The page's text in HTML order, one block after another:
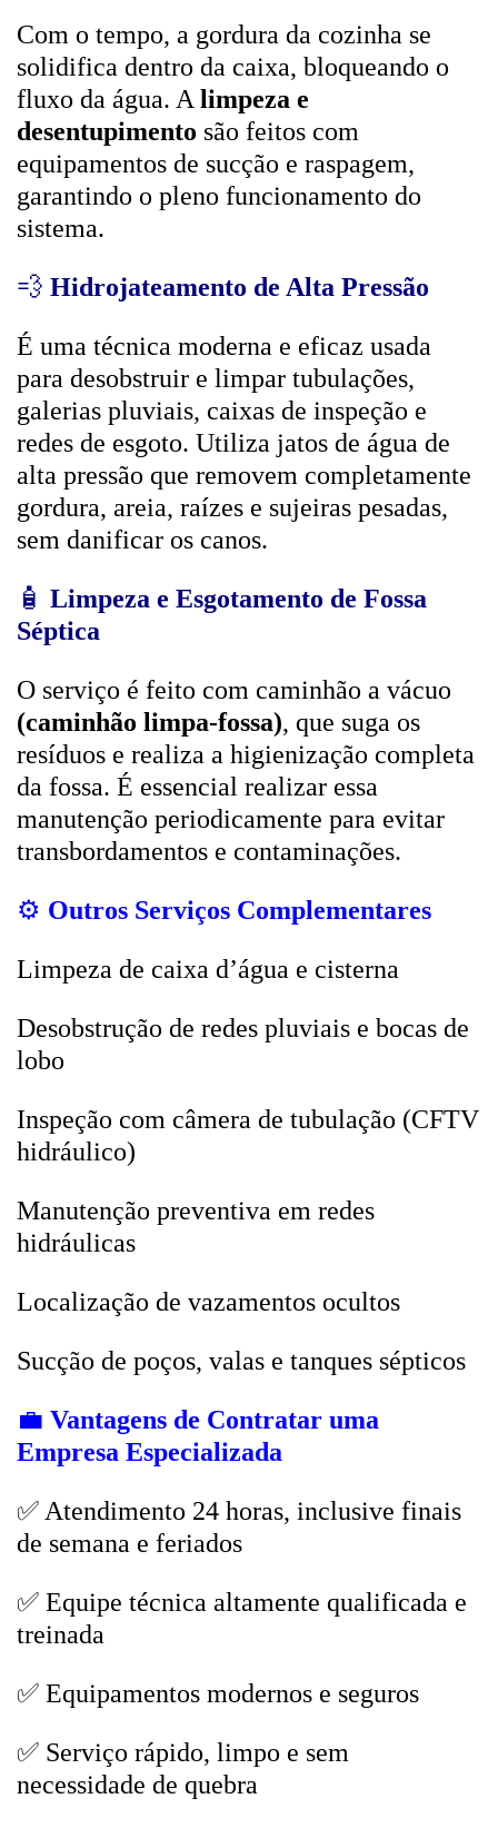
Com o tempo, a gordura da cozinha se
solidifica dentro da caixa, bloqueando o
fluxo da água. A limpeza e
desentupimento são feitos com
equipamentos de sucção e raspagem,
garantindo o pleno funcionamento do
sistema.
💨 Hidrojateamento de Alta Pressão
É uma técnica moderna e eficaz usada
para desobstruir e limpar tubulações,
galerias pluviais, caixas de inspeção e
redes de esgoto. Utiliza jatos de água de
alta pressão que removem completamente
gordura, areia, raízes e sujeiras pesadas,
sem danificar os canos.
🧴 Limpeza e Esgotamento de Fossa
Séptica
O serviço é feito com caminhão a vácuo
(caminhão limpa-fossa), que suga os
resíduos e realiza a higienização completa
da fossa. É essencial realizar essa
manutenção periodicamente para evitar
transbordamentos e contaminações.
⚙️ Outros Serviços Complementares
Limpeza de caixa d’água e cisterna
Desobstrução de redes pluviais e bocas de
lobo
Inspeção com câmera de tubulação (CFTV
hidráulico)
Manutenção preventiva em redes
hidráulicas
Localização de vazamentos ocultos
Sucção de poços, valas e tanques sépticos
💼 Vantagens de Contratar uma
Empresa Especializada
✅ Atendimento 24 horas, inclusive finais
de semana e feriados
✅ Equipe técnica altamente qualificada e
treinada
✅ Equipamentos modernos e seguros
✅ Serviço rápido, limpo e sem
necessidade de quebra